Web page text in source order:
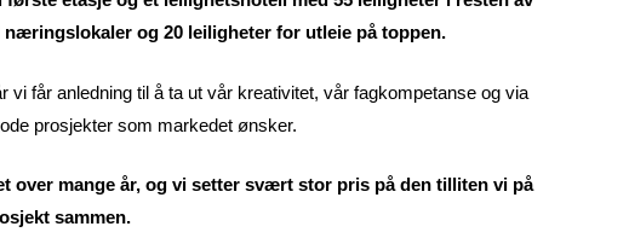
og 20 leiligheter for utleie på toppen.
får anledning til å ta ut vår kreativitet, vår fagkompetanse og via
prosjekter som markedet ønsker.
over mange år, og vi setter svært stor pris på den tilliten vi på
sammen.